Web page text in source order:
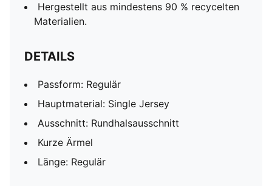
Hergestellt aus mindestens 90 % recycelten
Materialien.
DETAILS
Passform: Regulär
Hauptmaterial: Single Jersey
Ausschnitt: Rundhalsausschnitt
Kurze Ärmel
Länge: Regulär